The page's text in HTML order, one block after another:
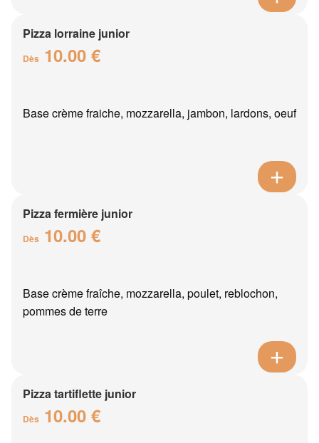
Pizza lorraine junior
Dès 10.00 €
Base crème fraiche, mozzarella, jambon, lardons, oeuf
Pizza fermière junior
Dès 10.00 €
Base crème fraîche, mozzarella, poulet, reblochon,
pommes de terre
Pizza tartiflette junior
Dès 10.00 €